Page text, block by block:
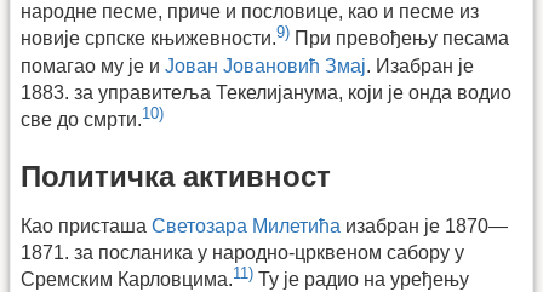
народне песме, приче и пословице, као и песме из
новије српске књижевности.9) При превођењу песама
помагао му је и Јован Јовановић Змај. Изабран је
1883. за управитеља Текелијанума, који је онда водио
све до смрти.10)
Политичка активност
Као присташа Светозара Милетића изабран је 1870—
1871. за посланика у народно-црквеном сабору у
Сремским Карловцима.11) Ту је радио на уређењу